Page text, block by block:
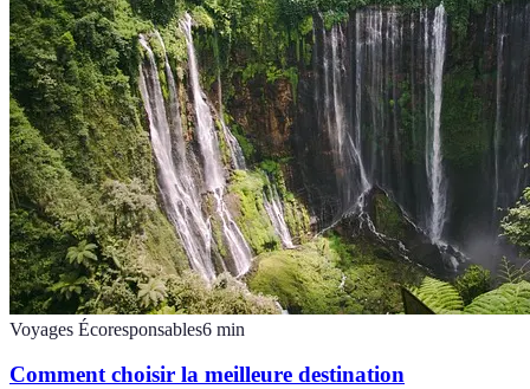
Voyages Écoresponsables6 min
Comment choisir la meilleure destination